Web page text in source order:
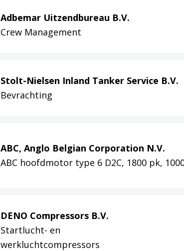
Adbemar Uitzendbureau B.V.
Crew Management
Stolt-Nielsen Inland Tanker Service B.V.
Bevrachting
ABC, Anglo Belgian Corporation N.V.
ABC hoofdmotor type 6 D2C, 1800 pk,
DENO Compressors B.V.
Startlucht- en
werkluchtcompressors